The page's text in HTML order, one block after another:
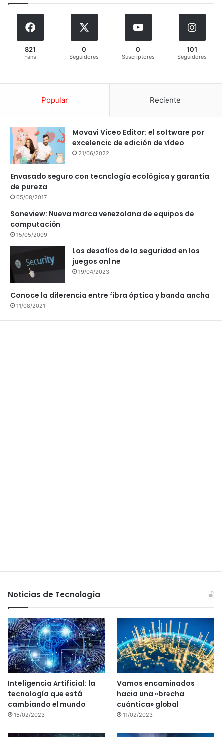
821
Fans
0
Seguidores
0
Suscriptores
101
Seguidores
Popular Reciente
Movavi Video Editor: el software por
excelencia de edición de vídeo
21/06/2022
Envasado seguro con tecnología ecológica y garantía
de pureza
05/08/2017
Soneview: Nueva marca venezolana de equipos de
computación
15/05/2009
Los desafíos de la seguridad en los
juegos online
19/04/2023
Conoce la diferencia entre fibra óptica y banda ancha
11/08/2021
Noticias de Tecnología
Inteligencia Artificial: la
tecnología que está
cambiando el mundo
15/02/2023
Vamos encaminados
hacia una «brecha
cuántica» global
11/02/2023